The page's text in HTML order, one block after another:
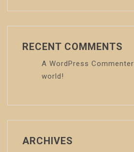
RECENT COMMENTS
A WordPress Commenter
world!
ARCHIVES